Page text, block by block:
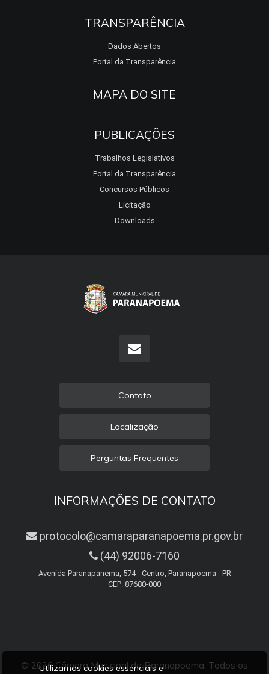
TRANSPARÊNCIA
Dados Abertos
Portal da Transparência
MAPA DO SITE
PUBLICAÇÕES
Trabalhos Legislativos
Portal da Transparência
Concursos Públicos
Licitação
Downloads
Contato
Localização
Perguntas Frequentes
INFORMAÇÕES DE CONTATO
protocolo@camaraparanapoema.pr.gov.br
(44) 92006-7160
Avenida Paranapanema, 574 - Centro, Paranapoema - PR
CEP: 87680-000
© 2026 Câmara Municipal de Paranapoema. Todos os
Utilizamos cookies essenciais e